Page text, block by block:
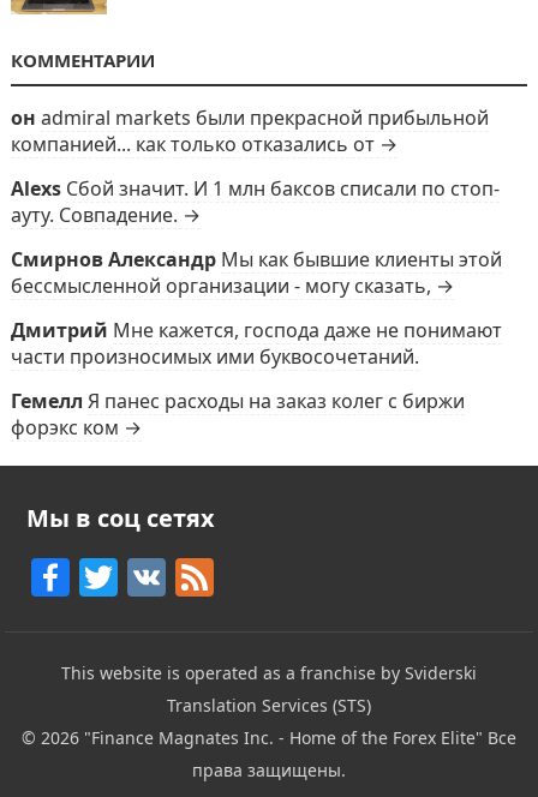
КОММЕНТАРИИ
он admiral markets были прекрасной прибыльной
компанией... как только отказались от →
Alexs Сбой значит. И 1 млн баксов списали по стоп-
ауту. Совпадение. →
Смирнов Александр Мы как бывшие клиенты этой
бессмысленной организации - могу сказать, →
Дмитрий Мне кажется, господа даже не понимают
части произносимых ими буквосочетаний.
Гемелл Я панес расходы на заказ колег с биржи
форэкс ком →
Мы в соц сетях
F
c
e
b
T
itt
er
V F
e
d
This website is operated as a franchise by Sviderski
Translation Services (STS)
© 2026 "Finance Magnates Inc. - Home of the Forex Elite" Все
права защищены.